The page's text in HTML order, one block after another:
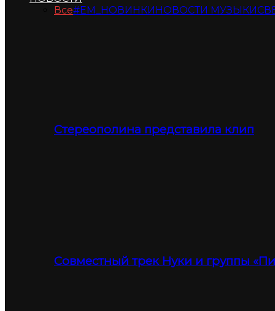
Все#ЕМ_НОВИНКИНОВОСТИ МУЗЫКИ
Стереополина представила клип
Совместный трек Нуки и группы